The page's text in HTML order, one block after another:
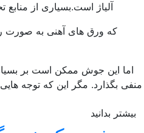
آلیاژ است.بسیاری از منابع
که ورق های آهنی به صورت
اما این جوش ممکن است بر
بگذارد. مگر این که توجه
بدانید